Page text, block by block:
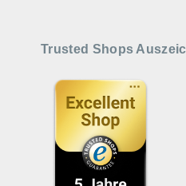
Trusted Shops